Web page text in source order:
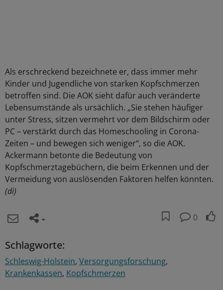
Als erschreckend bezeichnete er, dass immer mehr
Kinder und Jugendliche von starken Kopfschmerzen
betroffen sind. Die AOK sieht dafür auch veränderte
Lebensumstände als ursächlich. „Sie stehen häufiger
unter Stress, sitzen vermehrt vor dem Bildschirm oder
PC – verstärkt durch das Homeschooling in Corona-
Zeiten – und bewegen sich weniger“, so die AOK.
Ackermann betonte die Bedeutung von
Kopfschmerztagebüchern, die beim Erkennen und der
Vermeidung von auslösenden Faktoren helfen könnten.
(di)
0
Schlagworte:
Schleswig-Holstein Versorgungsforschung
Krankenkassen Kopfschmerzen